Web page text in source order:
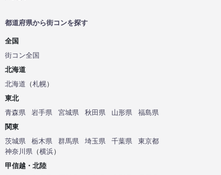
都道府県から街コンを探す
全国
街コン全国
北海道
北海道 （札幌）
東北
青森県
岩手県 宮城県 秋田県 山形県
福島県
関東
茨城県
栃木県 群馬県 埼玉県 千葉県
東京都
神奈川県 （横浜）
甲信越・北陸